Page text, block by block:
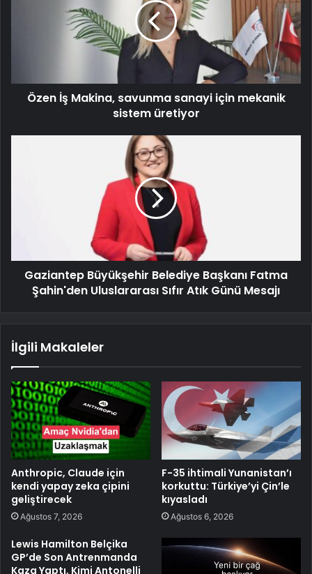
Özen İş Makina, savunma sanayi için mekanik
sistem üretiyor
Gaziantep Büyükşehir Belediye Başkanı Fatma
Şahin'den Uluslararası Sıfır Atık Günü Mesajı
İlgili Makaleler
Anthropic, Claude için
kendi yapay zeka çipini
geliştirecek
Ağustos 7, 2026
F-35 ihtimali Yunanistan’ı
korkuttu: Türkiye’yi Çin’le
kıyasladı
Ağustos 6, 2026
Lewis Hamilton Belçika
GP’de Son Antrenmanda
Kaza Yaptı, Kimi Antonelli